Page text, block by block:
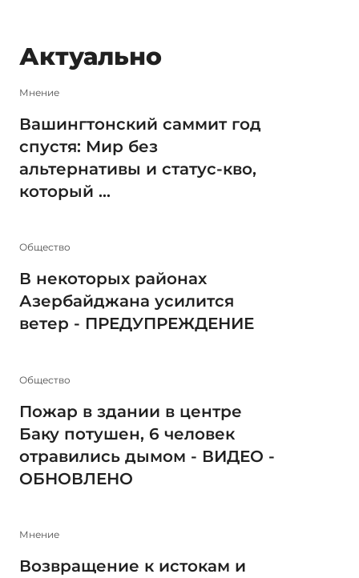
Актуально
Мнение
Вашингтонский саммит год
спустя: Мир без
альтернативы и статус-кво,
который ...
Общество
В некоторых районах
Азербайджана усилится
ветер - ПРЕДУПРЕЖДЕНИЕ
Общество
Пожар в здании в центре
Баку потушен, 6 человек
отравились дымом - ВИДЕО -
ОБНОВЛЕНО
Мнение
Возвращение к истокам и